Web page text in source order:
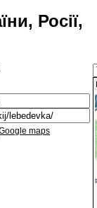
Росії,
maps